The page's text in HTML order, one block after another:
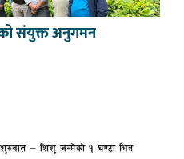
संयुक्त अनुगमन